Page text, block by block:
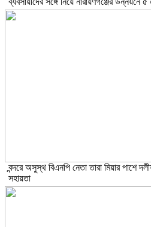
বন্দরে অসুস্থ বিএনপি নেতা তারা মিয়ার পাশে
সহায়তা